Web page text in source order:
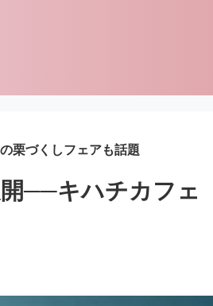
栗づくしフェアも話題
──キハチカフェ